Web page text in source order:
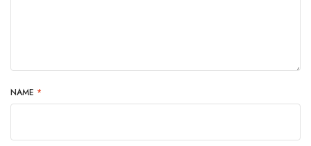
NAME *